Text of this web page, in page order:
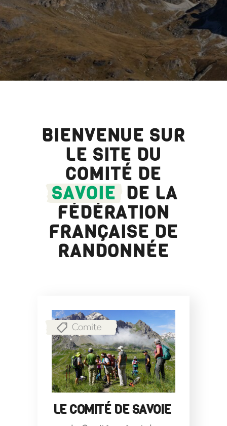
BIENVENUE SUR
LE SITE DU
COMITÉ DE
SAVOIE DE LA
FÉDÉRATION
FRANÇAISE DE
RANDONNÉE
Comite
LE COMITÉ DE SAVOIE